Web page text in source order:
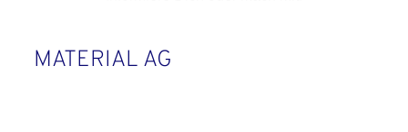
MATERIAL AG